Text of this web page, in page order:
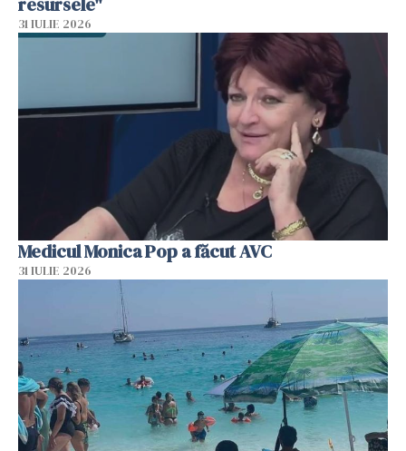
31 IULIE 2026
Medicul Monica Pop a făcut AVC
31 IULIE 2026